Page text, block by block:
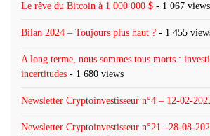
Le rêve du Bitcoin à 1 000 000 $ - 1 067 views
Bilan 2024 – Toujours plus haut ? - 1 455
A long terme, nous sommes tous morts :
incertitudes - 1 680 views
Newsletter Cryptoinvestisseur n°4 – 12-02-
Newsletter Cryptoinvestisseur n°21 –28-08-